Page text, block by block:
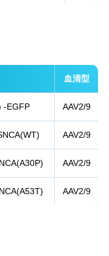
血清型
-EGFP AAV2/9
AAV2/9
AAV2/9
AAV2/9